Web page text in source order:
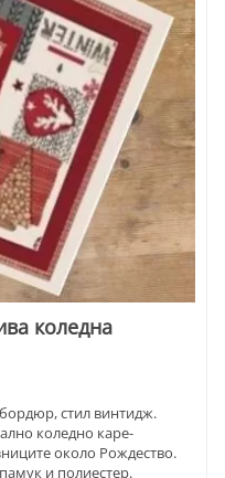
коледна
стил винтидж.
коледно каре-
около Рождество.
и полиестер.